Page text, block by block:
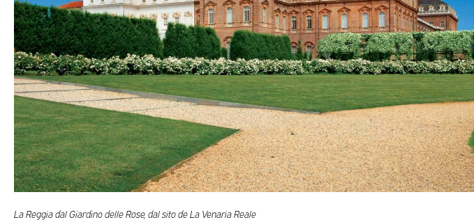
La Reggia dal Giardino delle Rose, dal sito de La Venaria Reale